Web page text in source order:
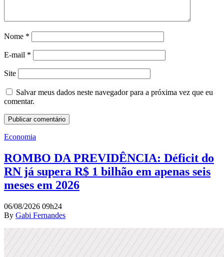
Nome *
E-mail *
Site
Salvar meus dados neste navegador para a próxima vez que eu
comentar.
Economia
ROMBO DA PREVIDÊNCIA: Déficit do
RN já supera R$ 1 bilhão em apenas seis
meses em 2026
06/08/2026 09h24
By Gabi Fernandes